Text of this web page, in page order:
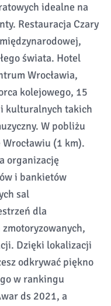
idealne na
Restauracja Czary
świata. Hotel
Wrocławia,
kolejowego, 15
kulturalnych takich
W pobliżu
(1 km).
organizację
i bankietów
sal
dla
Dzięki lokalizacji
odkrywać piękno
w rankingu
ds 2021, a